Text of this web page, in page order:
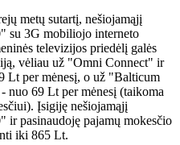
metų sutartį, nešiojamąjį
su 3G mobiliojo interneto
televizijos priedėlį galės
vėliau už "Omni Connect" ir
Lt per mėnesį, o už "Balticum
nuo 69 Lt per mėnesį (taikoma
Įsigiję nešiojamąjį
pasinaudoję pajamų mokesčio
iki 865 Lt.